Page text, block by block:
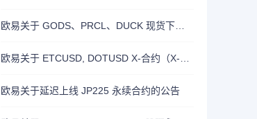
欧易关于延迟上线 JP225 永续合约的公告